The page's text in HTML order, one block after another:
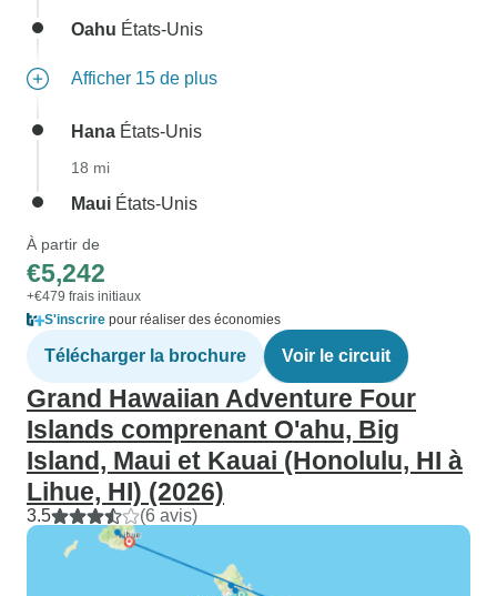
Oahu États-Unis
Afficher 15 de plus
Hana États-Unis
18 mi
Maui États-Unis
À partir de
€5,242
+€479 frais initiaux
S'inscrire pour réaliser des économies
Télécharger la brochure Voir le circuit
Grand Hawaiian Adventure Four
Islands comprenant O'ahu, Big
Island, Maui et Kauai (Honolulu, HI à
Lihue, HI) (2026)
3.5 (6 avis)